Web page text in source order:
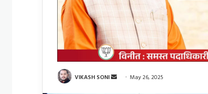
VIKASH SONI
Send May 26, 2025